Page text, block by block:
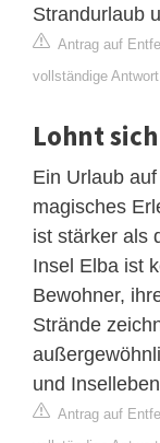
Strandurlaub
Antrag auf
vollständige
Lohnt
Ein Urlaub
magisches
ist stärker als
Insel Elba ist
Bewohner,
Strände
und
Antrag auf